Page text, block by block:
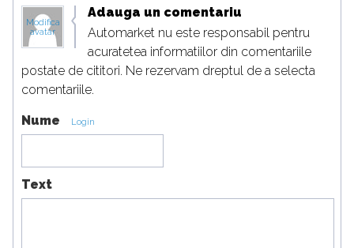
Modifica
avatar
Adauga un comentariu
Automarket nu este responsabil pentru
acuratetea informatiilor din comentariile
postate de cititori. Ne rezervam dreptul de a selecta
comentariile.
Nume Login
Text